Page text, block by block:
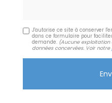
J'autorise ce site à conserver
dans ce formulaire pour
demande. (Aucune
données concervées. Voir notre